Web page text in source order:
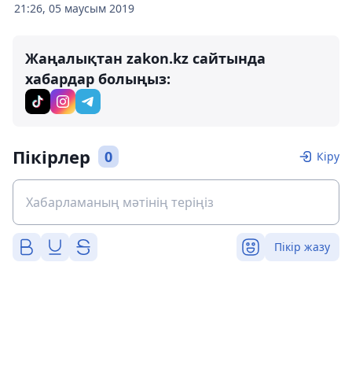
21:26, 05 маусым 2019
Жаңалықтан zakon.kz сайтында
хабардар болыңыз:
Пікірлер 0 Кіру
Пікір жазу